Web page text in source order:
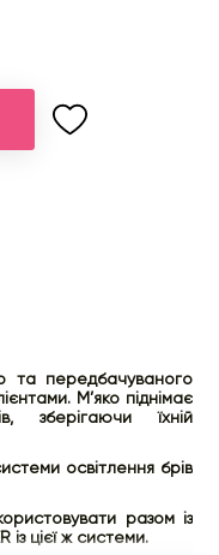
та передбачуваного
М’яко піднімає
зберігаючи їхній
освітлення брів
разом із
цієї ж системи.